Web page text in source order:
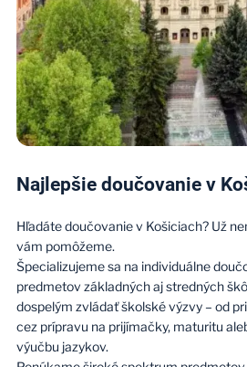
Najlepšie doučovanie v
Hľadáte doučovanie v Košiciach? Už
vám pomôžeme.
Špecializujeme sa na individuálne
predmetov základných aj stredných
dospelým zvládať školské výzvy – od
cez prípravu na prijímačky, maturitu
výučbu jazykov.